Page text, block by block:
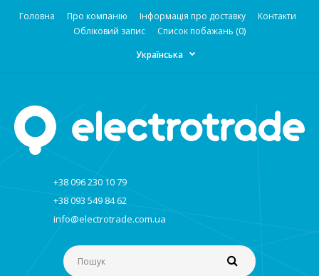
Головна Про компанію Інформація про доставку
Контакти
Обліковий запис
Список побажань (0)
Українська
+38 096 230 10 79
+38 093 549 84 62
info@electrotrade.com.ua